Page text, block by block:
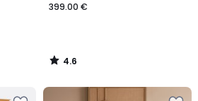
399.00 €
4.6
/